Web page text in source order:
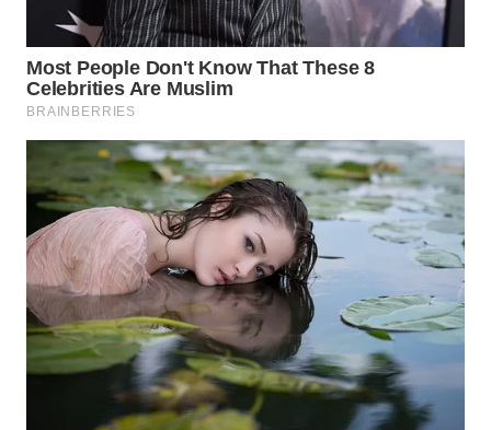
BOGOR
WN
DEPOK
WN
TAPANULI
UTARA
WN
SAMOSIR
WN
PADANG
LAWAS